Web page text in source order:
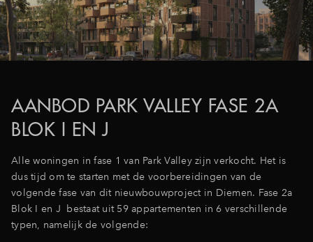
AANBOD PARK VALLEY FASE 2A
BLOK I EN J
Alle woningen in fase 1 van Park Valley zijn verkocht. Het is
dus tijd om te starten met de voorbereidingen van de
volgende fase van dit nieuwbouwproject in Diemen. Fase 2a
Blok I en J bestaat uit 59 appartementen in 6 verschillende
typen, namelijk de volgende: